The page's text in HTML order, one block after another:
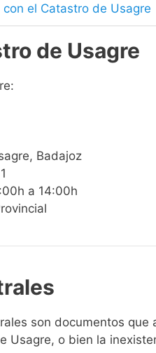
el Catastro de Usagre
de Usagre
Badajoz
a 14:00h
son documentos
Usagre, o bien la